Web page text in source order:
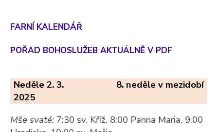
FARNÍ KALENDÁŘ
POŘAD BOHOSLUŽEB AKTUÁLNĚ V PDF
Neděle 2. 3.
2025
8. neděle v mezidobí
Mše svaté: 7:30 sv. Kříž, 8:00 Panna Maria, 9:00